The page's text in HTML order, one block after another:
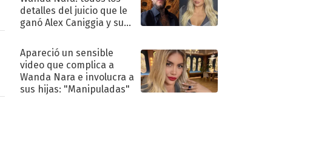
detalles del juicio que le
ganó Alex Caniggia y sus
Apareció un sensible
video que complica a
Wanda Nara e involucra a
sus hijas: "Manipuladas"